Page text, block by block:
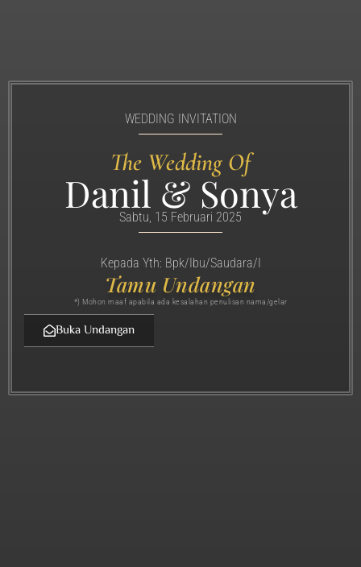
WEDDING INVITATION
The Wedding Of
Danil & Sonya
Sabtu, 15 Februari 2025
Kepada Yth: Bpk/Ibu/Saudara/I
Tamu Undangan
*) Mohon maaf apabila ada kesalahan penulisan nama/gelar
Buka Undangan